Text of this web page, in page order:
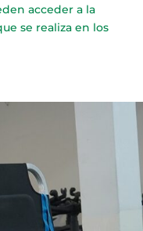
acceder a la
se realiza en los